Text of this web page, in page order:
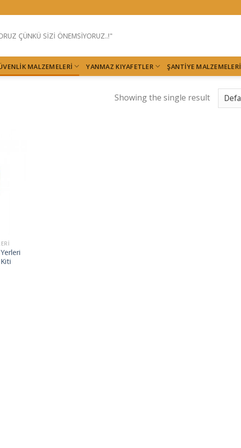
ÇÜNKÜ SİZİ ÖNEMSİYORUZ..!"
MALZEMELERI YANMAZ KIYAFETLER ŞANTIYE MALZEMELERI
Showing the single result